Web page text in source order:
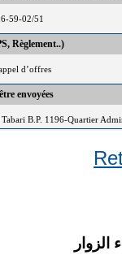
59-02/51
Règlement..)
d’offres
envoyées
B.P. 1196-Quartier
الزوار